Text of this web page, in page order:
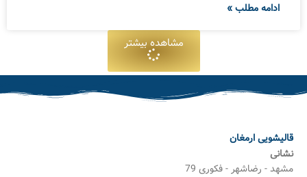
ادامه مطلب »
مشاهده بیشتر
قالیشویی ارمغان
نشانی
مشهد - رضاشهر - فکوری 79